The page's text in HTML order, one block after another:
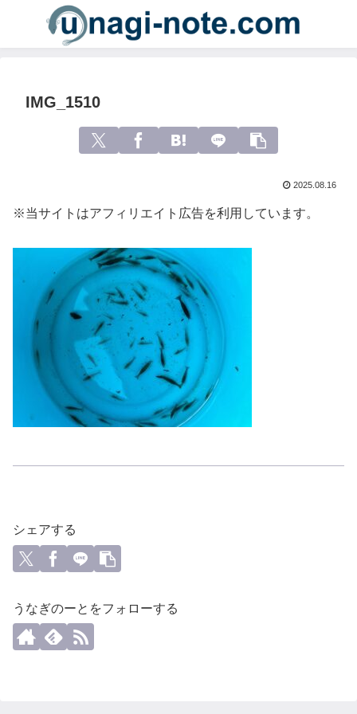
IMG_1510
2025.08.16
※当サイトはアフィリエイト広告を利用しています。
シェアする
うなぎのーとをフォローする